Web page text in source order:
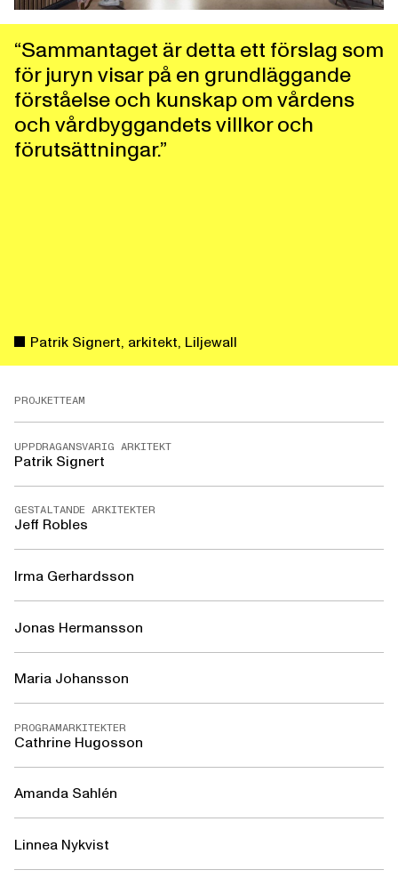
“Sammantaget är detta ett förslag som
för juryn visar på en grundläggande
förståelse och kunskap om vårdens
och vårdbyggandets villkor och
förutsättningar.”
Patrik Signert, arkitekt, Liljewall
PROJKETTEAM
UPPDRAGANSVARIG ARKITEKT
Patrik Signert
GESTALTANDE ARKITEKTER
Jeff Robles
Irma Gerhardsson
Jonas Hermansson
Maria Johansson
PROGRAMARKITEKTER
Cathrine Hugosson
Amanda Sahlén
Linnea Nykvist